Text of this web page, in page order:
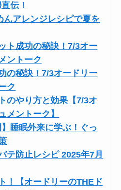
伝！
んアレンジレシピで夏を
ト成功の秘訣！7/3オー
ントーク
の秘訣！7/3オードリー
ク
のやり方と効果【7/3オ
メントーク】
】睡眠外来に学ぶ！ぐっ
テ防止レシピ 2025年7月
！【オードリーのTHEド